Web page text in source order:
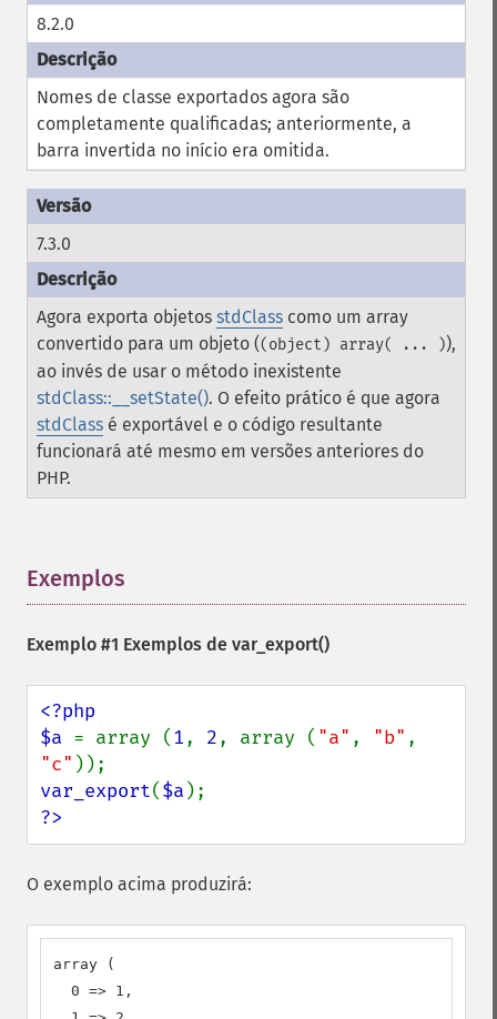
8.2.0
Nomes de classe exportados agora são
completamente qualificadas; anteriormente, a
barra invertida no início era omitida.
7.3.0
Agora exporta objetos stdClass como um array
convertido para um objeto ((object) array( ... )),
ao invés de usar o método inexistente
stdClass::__setState(). O efeito prático é que agora
stdClass é exportável e o código resultante
funcionará até mesmo em versões anteriores do
PHP.
Exemplos
Exemplo #1 Exemplos de var_export()
<?php
$a = array (1, 2, array ( "a" , "b"
"c"
var_export($a
?>
O exemplo acima produzirá:
array (
  0 => 1,